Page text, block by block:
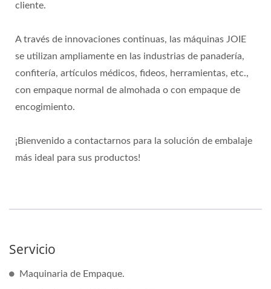
cliente.
A través de innovaciones continuas, las máquinas JOIE
se utilizan ampliamente en las industrias de panadería,
confitería, artículos médicos, fideos, herramientas, etc.,
con empaque normal de almohada o con empaque de
encogimiento.
¡Bienvenido a contactarnos para la solución de embalaje
más ideal para sus productos!
Servicio
Maquinaria de Empaque.